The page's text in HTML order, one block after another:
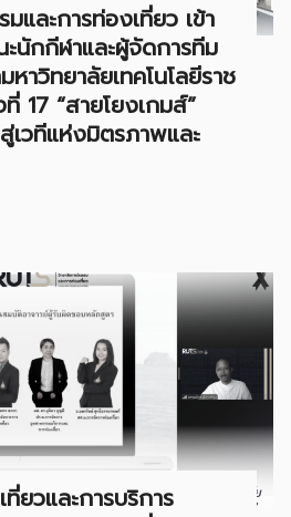
และการท่องเที่ยว เข้า
นักกีฬาและผู้จัดการทีม
าวิทยาลัยเทคโนโลยีราช
17 “สายโยงเกมส์”
วทีแห่งมิตรภาพและ
ยวและการบริการ